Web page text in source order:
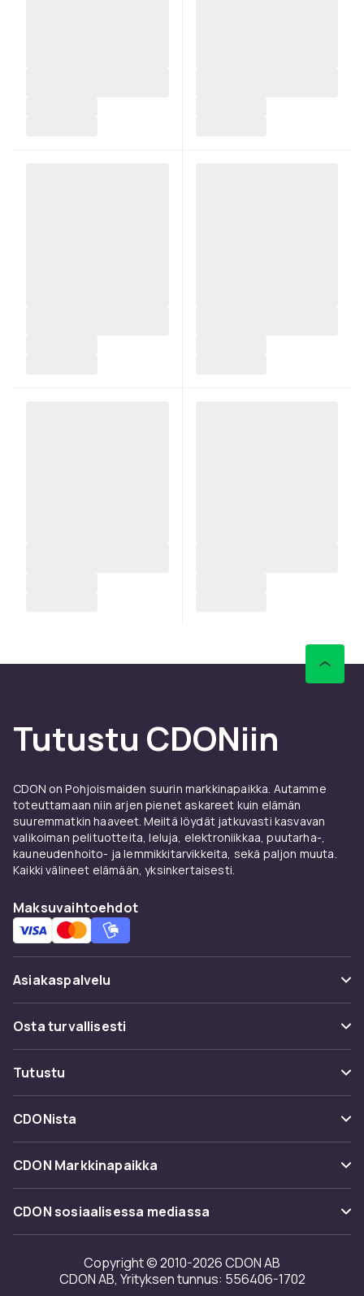
Tutustu CDONiin
CDON on Pohjoismaiden suurin markkinapaikka. Autamme
toteuttamaan niin arjen pienet askareet kuin elämän
suuremmatkin haaveet. Meiltä löydät jatkuvasti kasvavan
valikoiman pelituotteita, leluja, elektroniikkaa, puutarha-,
kauneudenhoito- ja lemmikkitarvikkeita, sekä paljon muuta.
Kaikki välineet elämään, yksinkertaisesti.
Maksuvaihtoehdot
Asiakaspalvelu
Usein kysyttyä (UKK)
Seuraa pakettia
Ota yhteyttä
Osta turvallisesti
Maksuvaihtoehdot
Toimitus
Takaisinvedot
Tutustu
Kategoriat
Tuotemerkit
CDONista
Tietoa meistä
Asiakasarvionnit
Investor relations
Saavutettavuusseloste
CDON Markkinapaikka
Merchant Help Center
CDON sosiaalisessa mediassa
Copyright © 2010-2026 CDON AB
CDON AB, Yrityksen tunnus: 556406-1702